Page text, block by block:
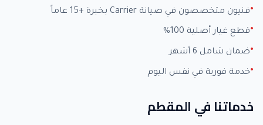
فنيون متخصصون في صيانة Carrier بخبرة +15 عاماً
قطع غيار أصلية 100%
ضمان شامل 6 أشهر
خدمة فورية في نفس اليوم
خدماتنا في المقطم